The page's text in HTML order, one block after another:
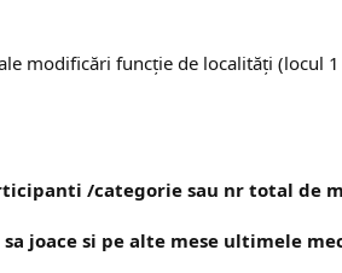
modificări funcţie de localităţi (locul
/categorie sau nr total de
joace si pe alte mese ultimele